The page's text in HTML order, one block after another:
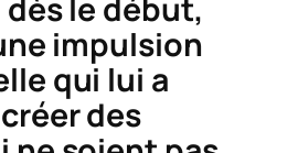
le début,
impulsion
qui lui a
des